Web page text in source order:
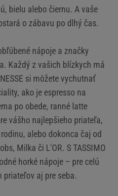
bielu alebo čiernu. A vaše
o zábavu po dlhý čas.
nápoje a značky
Každý z vašich blízkych má
si môžete vychutnať
ako je espresso na
po obede, ranné latte
vášho najlepšieho priateľa,
alebo dokonca čaj od
Milka či L'OR. S TASSIMO
horké nápoje – pre celú
priateľov aj pre seba.